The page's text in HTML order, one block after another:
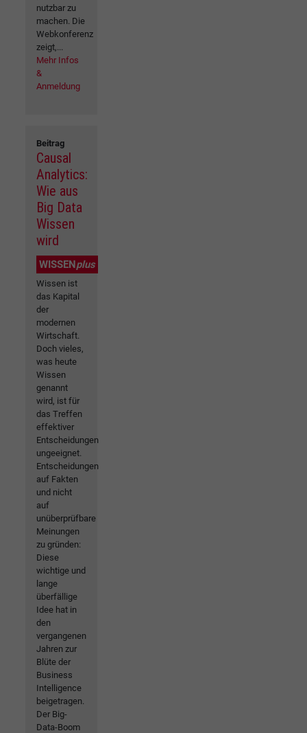
nutzbar zu
machen. Die
Webkonferenz
zeigt,...
Mehr Infos
&
Anmeldung
Beitrag
Causal
Analytics:
Wie aus
Big Data
Wissen
wird
WISSENplus
Wissen ist
das Kapital
der
modernen
Wirtschaft.
Doch vieles,
was heute
Wissen
genannt
wird, ist für
das Treffen
effektiver
Entscheidungen
ungeeignet.
Entscheidungen
auf Fakten
und nicht
auf
unüberprüfbare
Meinungen
zu gründen:
Diese
wichtige und
lange
überfällige
Idee hat in
den
vergangenen
Jahren zur
Blüte der
Business
Intelligence
beigetragen.
Der Big-
Data-Boom